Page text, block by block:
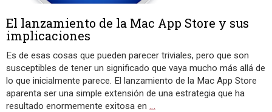
El lanzamiento de la Mac App Store y sus
implicaciones
Es de esas cosas que pueden parecer triviales, pero que son
susceptibles de tener un significado que vaya mucho más allá de
lo que inicialmente parece. El lanzamiento de la Mac App Store
aparenta ser una simple extensión de una estrategia que ha
resultado enormemente exitosa en …